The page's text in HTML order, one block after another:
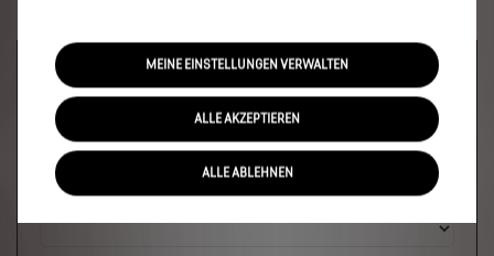
Welches Fahrzeug möchten Sie?
Wo soll das Fahrzeug stehen?
MEINE EINSTELLUNGEN VERWALTEN
ALLE AKZEPTIEREN
ALLE ABLEHNEN